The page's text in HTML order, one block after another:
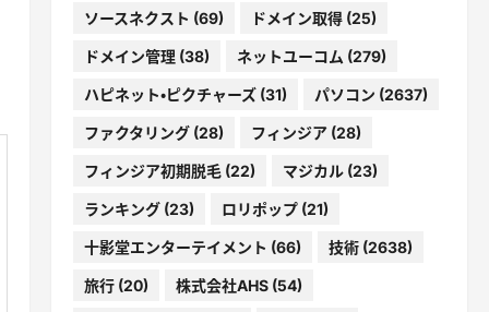
ソースネクスト (69) ドメイン取得(25)
ドメイン管理(38) ネットユーコム (279)
ハピネット・ピクチャーズ(31) パソコン (2637)
ファクタリング(28) フィンジア(28)
フィンジア初期脱毛(22) マジカル(23)
ランキング(23) ロリポップ(21)
十影堂エンターテイメント (66) 技術(2638)
旅行(20) 株式会社AHS(54)